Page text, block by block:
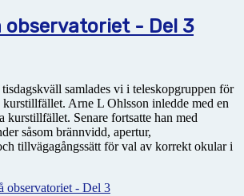
observatoriet - Del 3
samlades vi i teleskopgruppen för
kurstillfället. Arne L Ohlsson inledde med en
kurstillfället. Senare fortsatte han med
såsom brännvidd, apertur,
tillvägagångssätt för val av korrekt okular i
observatoriet - Del 3